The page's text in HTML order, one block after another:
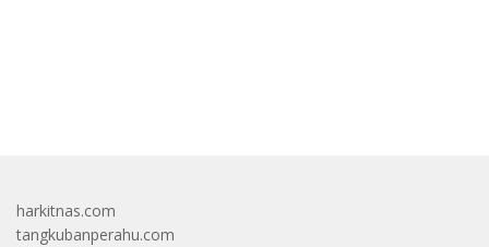
harkitnas.com
tangkubanperahu.com